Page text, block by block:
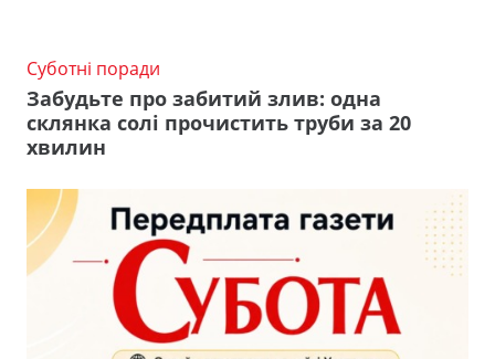
Суботні поради
Забудьте про забитий злив: одна
склянка солі прочистить труби за 20
хвилин